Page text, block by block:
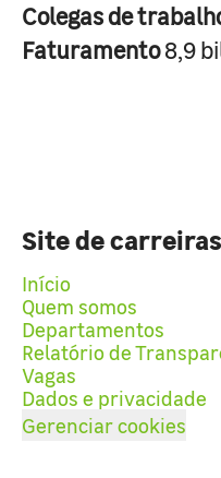
Colegas de
Faturamento8,9
Site de carreiras
Início
Quem somos
Departamentos
Relatório de
Vagas
Dados e privacidade
Gerenciar cookies